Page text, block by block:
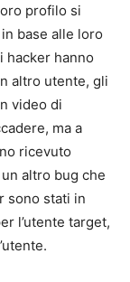
profilo si
base alle loro
hacker hanno
altro utente, gli
video di
ma a
ricevuto
altro bug che
sono stati in
l’utente target,